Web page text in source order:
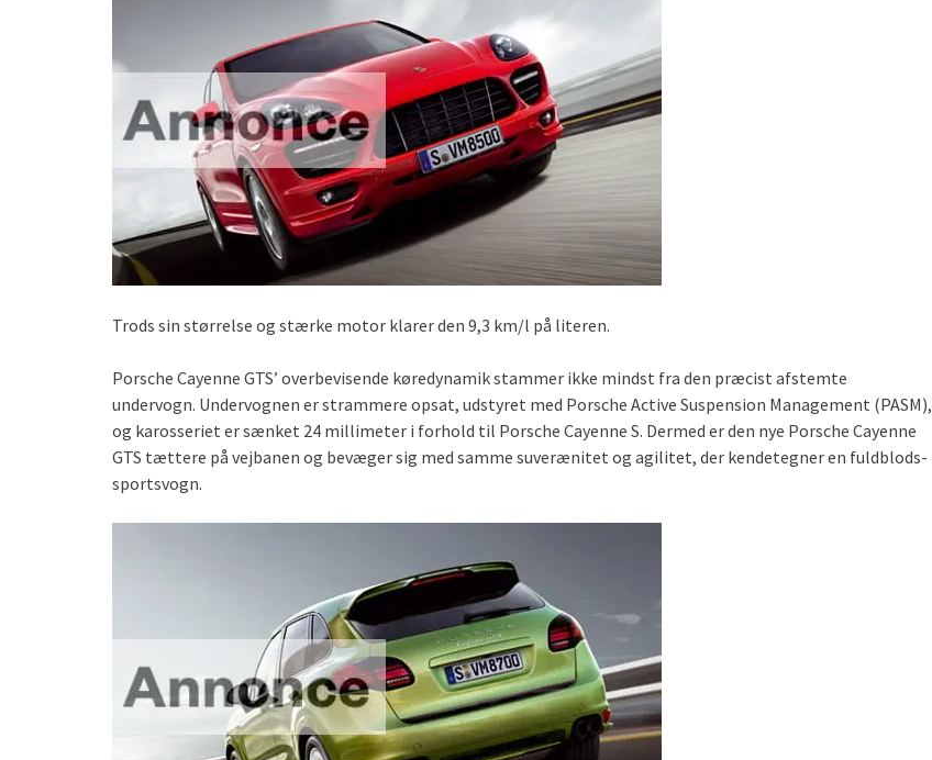
Trods sin størrelse og stærke motor klarer den 9,3 km/l på literen.
Porsche Cayenne GTS’ overbevisende køredynamik stammer ikke mindst fra den præcist afstemte
undervogn. Undervognen er strammere opsat, udstyret med Porsche Active Suspension Management (PASM),
og karosseriet er sænket 24 millimeter i forhold til Porsche Cayenne S. Dermed er den nye Porsche Cayenne
GTS tættere på vejbanen og bevæger sig med samme suverænitet og agilitet, der kendetegner en fuldblods-
sportsvogn.